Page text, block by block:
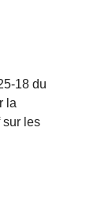
18 du
la
sur les